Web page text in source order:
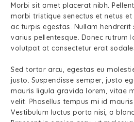
Morbi sit amet placerat nibh.
morbi tristique senectus et netus
ac turpis egestas. Nullam hendrerit
varius pellentesque. Donec rutrum
volutpat at consectetur erat
Sed tortor arcu, egestas eu
justo. Suspendisse semper, justo
mauris ligula gravida lorem, vitae
velit. Phasellus tempus mi id
Vestibulum luctus porta nisi, a